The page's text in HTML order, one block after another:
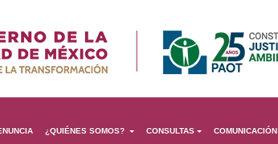
¿QUIÉNES SOMOS? CONSULTAS COMUNICACIÓN